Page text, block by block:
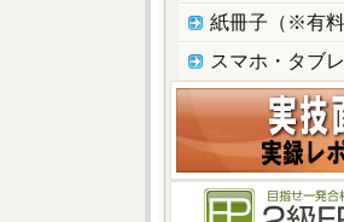
紙冊子（※有料
スマホ・タブ